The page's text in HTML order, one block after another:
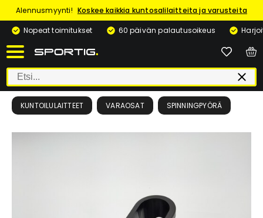
Alennusmyynti! Koskee kaikkia kuntosalilaitteita ja varusteita
Nopeat toimitukset
60 päivän palautusoikeus
KUNTOILULAITTEET VARAOSAT SPINNINGPYÖRÄ